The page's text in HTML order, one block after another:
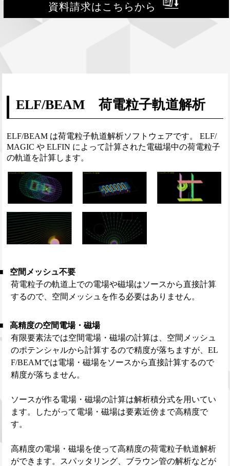
資料請求はこちらから
ELF/BEAM 荷電粒子軌道解析
ELF/BEAM は荷電粒子軌道解析ソフトウェアです。 ELF/
MAGIC や ELFIN によって計算された電磁場中の荷電粒子
の軌道を計算します。
空間メッシュ不要
荷電粒子の軌道上での電場や磁場はソースから直接計算
するので、空間メッシュを作る必要はありません。
高精度の空間電場・磁場
有限要素法では空間電場・磁場の計算は、空間メッシュ
のポテンシャルから計算するので精度が落ちますが、EL
F/BEAMでは電場・磁場をソースから直接計算するので
精度が落ちません。
ソースが作る電場・磁場の計算は解析積分式を用いてい
ます。したがって電場・磁場は要素近傍まで高精度で
す。
高精度の電場・磁場を使って高精度の荷電粒子軌道解析
ができます。スパッタリング、ブラウン管の解析などが